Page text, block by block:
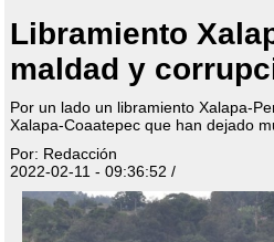
Libramiento
maldad y
Por un lado un libramiento Xalapa-
Xalapa-Coaatepec que han dejado
Por: Redacción
2022-02-11 - 09:36:52 /